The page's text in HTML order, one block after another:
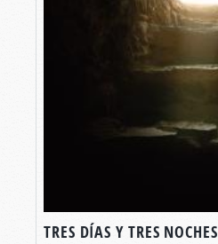
TRES DÍAS Y TRES NOCHES